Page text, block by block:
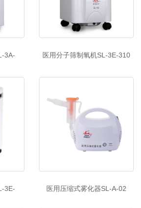
3A-
医用分子筛制氧机SL-3E-310
3E-
医用压缩式雾化器SL-A-02